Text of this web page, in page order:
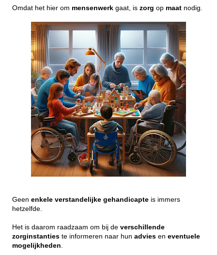
Omdat het hier om mensenwerk gaat, is zorg op maat nodig.
Geen enkele verstandelijke gehandicapte is immers
hetzelfde.
Het is daarom raadzaam om bij de verschillende
zorginstanties te informeren naar hun advies en eventuele
mogelijkheden.